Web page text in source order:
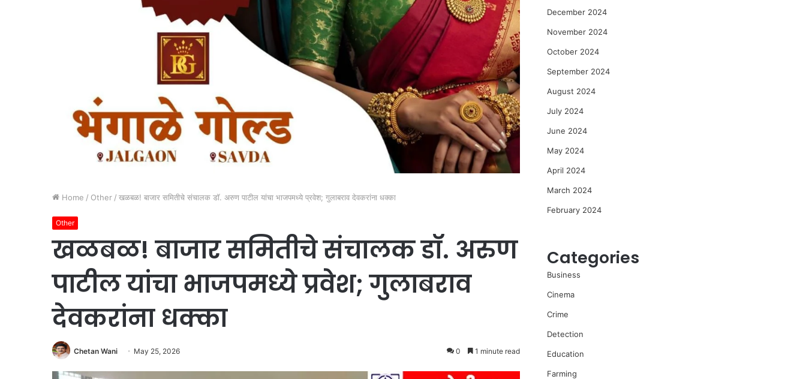
Home / Other / खळबळ! बाजार समितीचे संचालक डॉ. अरुण पाटील यांचा भाजपमध्ये प्रवेश; गुलाबराव देवकरांना धक्का
Other
खळबळ! बाजार समितीचे संचालक डॉ. अरुण
पाटील यांचा भाजपमध्ये प्रवेश; गुलाबराव
देवकरांना धक्का
Chetan Wani May 25, 2026 0 1 minute read
December 2024
November 2024
October 2024
September 2024
August 2024
July 2024
June 2024
May 2024
April 2024
March 2024
February 2024
Categories
Business
Cinema
Crime
Detection
Education
Farming